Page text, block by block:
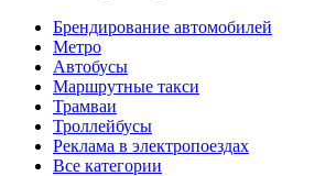
Брендирование автомобилей
Метро
Автобусы
Маршрутные такси
Трамваи
Троллейбусы
Реклама в электропоездах
Все категории